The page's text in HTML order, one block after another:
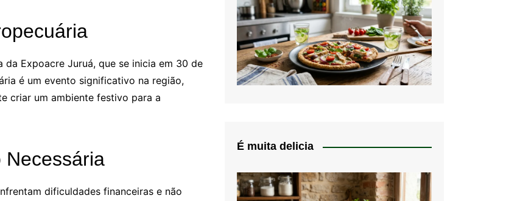
Expoacre Juruá, que se inicia em 30 de
é um evento significativo na região,
criar um ambiente festivo para a
Necessária
dificuldades financeiras e não
É muita delicia